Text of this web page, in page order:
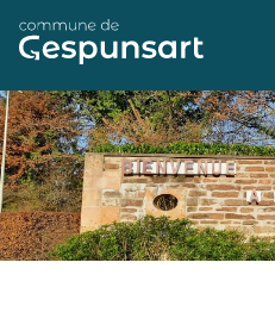
Haut de page